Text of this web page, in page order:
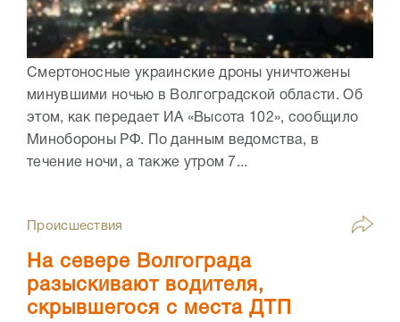
Смертоносные украинские дроны уничтожены
минувшими ночью в Волгоградской области. Об
этом, как передает ИА «Высота 102», сообщило
Минобороны РФ. По данным ведомства, в
течение ночи, а также утром 7...
Происшествия
На севере Волгограда
разыскивают водителя,
скрывшегося с места ДТП